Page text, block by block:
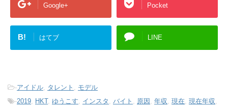
Google+ Pocket
B! はてブ LINE
-アイドル タレント
モデル
-2019 HKT, ゆうこす インスタ バイト 原因 年収 現在 現在年収